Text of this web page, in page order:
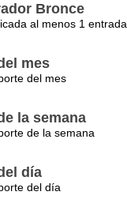
Bronce
al menos 1 entrada
mes
del mes
la semana
de la semana
día
del día